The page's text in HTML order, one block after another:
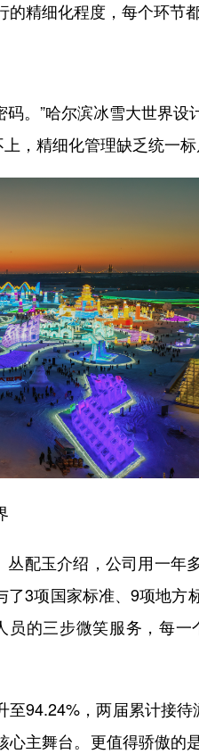
精细化程度，每个环节
。”哈尔滨冰雪大世界
，精细化管理缺乏统一标
玉介绍，公司用一年
3项国家标准、9项地方
的三步微笑服务，每一
94.24%，两届累计接待
主舞台。更值得骄傲的